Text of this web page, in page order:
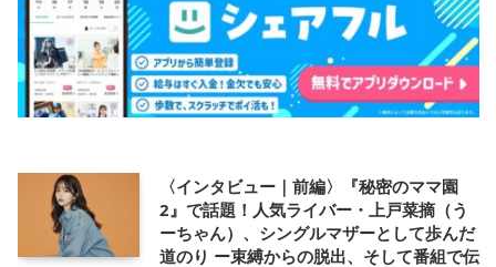
〈インタビュー｜前編〉『秘密のママ園
2』で話題！人気ライバー・上戸菜摘（う
ーちゃん）、シングルマザーとして歩んだ
道のり ー束縛からの脱出、そして番組で伝